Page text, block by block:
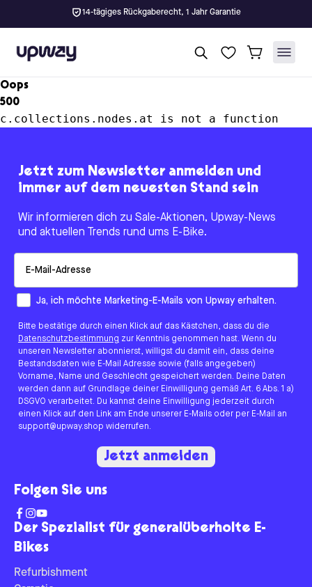
14-tägiges Rückgaberecht, 1 Jahr Garantie
Upway
Oops
500
c.collections.nodes.at is not a function
Der Spezialist für generalüberholte E-
Bikes
Refurbishment
Jetzt zum Newsletter anmelden und
immer auf dem neuesten Stand sein
Wir informieren dich zu Sale-Aktionen, Upway-News
und aktuellen Trends rund ums E-Bike.
How would you like to hear from us?
Ja, ich möchte Marketing-E-Mails von Upway erhalten.
Bitte bestätige durch einen Klick auf das Kästchen, dass du die
Datenschutzbestimmung zur Kenntnis genommen hast. Wenn du
unseren Newsletter abonnierst, willigst du damit ein, dass deine
Bestandsdaten wie E-Mail Adresse sowie (falls angegeben)
Vorname, Name und Geschlecht gespeichert werden. Deine Daten
werden dann auf Grundlage deiner Einwilligung gemäß Art. 6 Abs. 1 a)
DSGVO verarbeitet. Du kannst deine Einwilligung jederzeit durch
einen Klick auf den Link am Ende unserer E-Mails oder per E-Mail an
support@upway.shop widerrufen.
Jetzt anmelden
Folgen Sie uns